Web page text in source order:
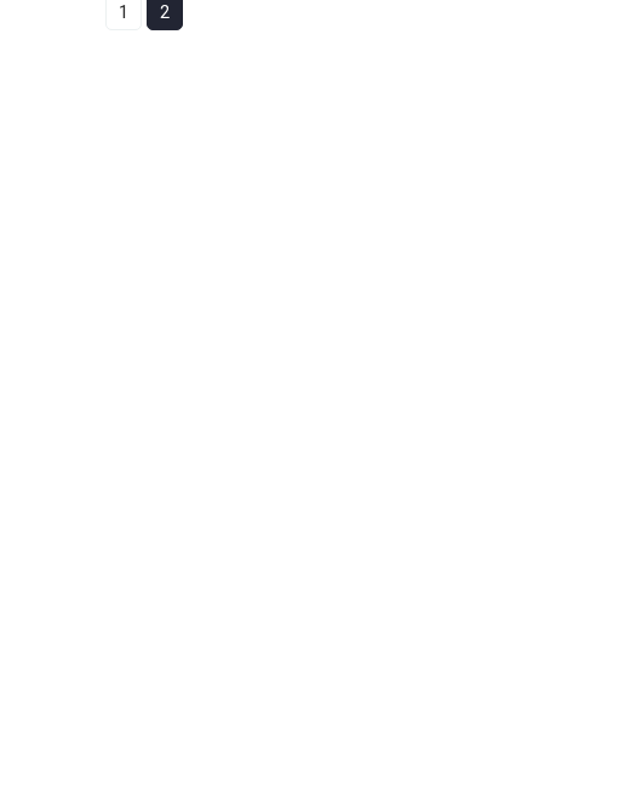
1 2